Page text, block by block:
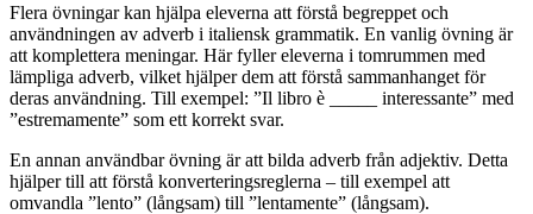
Flera övningar kan hjälpa eleverna att förstå begreppet och
användningen av adverb i italiensk grammatik. En vanlig övning är
att komplettera meningar. Här fyller eleverna i tomrummen med
lämpliga adverb, vilket hjälper dem att förstå sammanhanget för
deras användning. Till exempel: ”Il libro è _____ interessante” med
”estremamente” som ett korrekt svar.
En annan användbar övning är att bilda adverb från adjektiv. Detta
hjälper till att förstå konverteringsreglerna – till exempel att
omvandla ”lento” (långsam) till ”lentamente” (långsam).